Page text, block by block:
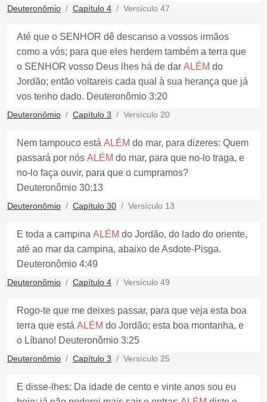
Deuteronômio Capítulo 4 Versículo 47
Até que o SENHOR dê descanso a vossos irmãos
como a vós; para que eles herdem também a terra que
o SENHOR vosso Deus lhes há de dar ALÉM do
Jordão; então voltareis cada qual à sua herança que já
vos tenho dado. Deuteronômio 3:20
Deuteronômio Capítulo 3 Versículo 20
Nem tampouco está ALÉM do mar, para dizeres: Quem
passará por nós ALÉM do mar, para que no-lo traga, e
no-lo faça ouvir, para que o cumpramos?
Deuteronômio 30:13
Deuteronômio Capítulo 30 Versículo 13
E toda a campina ALÉM do Jordão, do lado do oriente,
até ao mar da campina, abaixo de Asdote-Pisga.
Deuteronômio 4:49
Deuteronômio Capítulo 4 Versículo 49
Rogo-te que me deixes passar, para que veja esta boa
terra que está ALÉM do Jordão; esta boa montanha, e
o Líbano! Deuteronômio 3:25
Deuteronômio Capítulo 3 Versículo 25
E disse-lhes: Da idade de cento e vinte anos sou eu